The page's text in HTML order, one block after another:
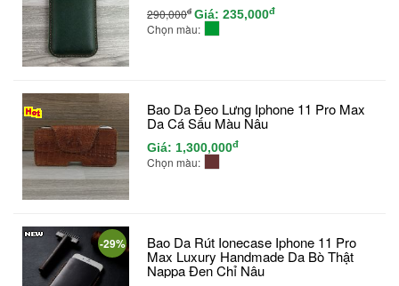
290,000đ Giá: 235,000đ
Chọn màu:
Bao Da Đeo Lưng Iphone 11 Pro Max
Da Cá Sấu Màu Nâu
Giá: 1,300,000đ
Chọn màu:
-29% Bao Da Rút Ionecase Iphone 11 Pro
Max Luxury Handmade Da Bò Thật
Nappa Đen Chỉ Nâu